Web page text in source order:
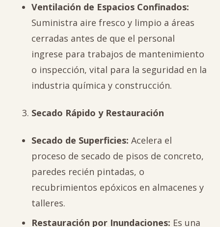
Ventilación de Espacios Confinados:
Suministra aire fresco y limpio a áreas
cerradas antes de que el personal
ingrese para trabajos de mantenimiento
o inspección, vital para la seguridad en la
industria química y construcción.
Secado Rápido y Restauración
Secado de Superficies: Acelera el
proceso de secado de pisos de concreto,
paredes recién pintadas, o
recubrimientos epóxicos en almacenes y
talleres.
Restauración por Inundaciones: Es una